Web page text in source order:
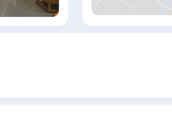
отеля Chabana
круглосуточно.